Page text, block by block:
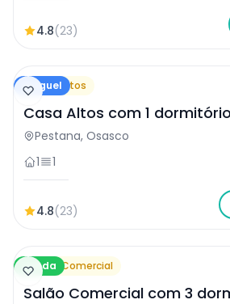
4.8(23)
Aluguel
Casa Altos
Casa Altos com 1
Pestana, Osasco
1
1
4.8(23)
Venda
Salão Comercial
Salão Comercial com 3